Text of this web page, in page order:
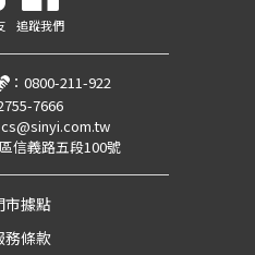
追蹤我們
： 0800-211-922
7666
cs@sinyi.com.tw
信義路五段100號
市據點
務條款